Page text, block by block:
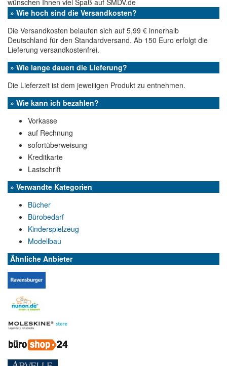
wünschen Ihnen viel Spaß auf SMDV.de
» Wie hoch sind die Versandkosten?
Die Versandkosten belaufen sich auf 5,99 € innerhalb
Deutschland für den Standardversand. Ab 150 Euro erfolgt die
Lieferung versandkostenfrei.
» Wie lange dauert die Lieferung?
Die Lieferzeit ist dem jeweiligen Produkt zu entnehmen.
» Wie kann ich bezahlen?
Vorkasse
auf Rechnung
sofortüberweisung
Kreditkarte
Lastschrift
» Verwandte Kategorien
Bücher
Bürobedarf
Kinderspielzeug
Modellbau
Ähnliche Anbieter